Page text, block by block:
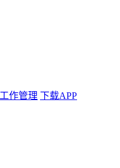
作管理 下载APP